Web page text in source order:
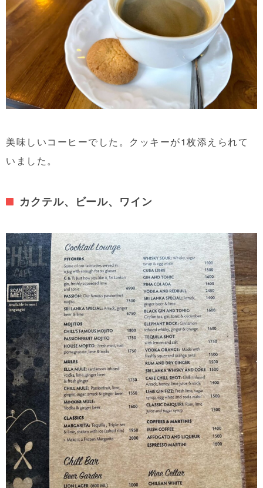
美味しいコーヒーでした。クッキーが1枚添えられて
いました。
カクテル、ビール、ワイン